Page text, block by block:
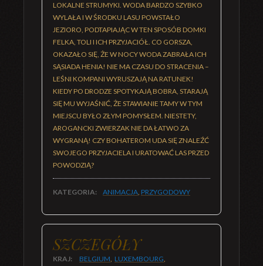
LOKALNE STRUMYKI. WODA BARDZO SZYBKO
WYLAŁA I W ŚRODKU LASU POWSTAŁO
JEZIORO, PODTAPIAJĄC W TEN SPOSÓB DOMKI
FELKA, TOLI I ICH PRZYJACIÓŁ. CO GORSZA,
OKAZAŁO SIĘ, ŻE W NOCY WODA ZABRAŁA ICH
SĄSIADA HENIA! NIE MA CZASU DO STRACENIA –
LEŚNI KOMPANI WYRUSZAJĄ NA RATUNEK!
KIEDY PO DRODZE SPOTYKAJĄ BOBRA, STARAJĄ
SIĘ MU WYJAŚNIĆ, ŻE STAWIANIE TAMY W TYM
MIEJSCU BYŁO ZŁYM POMYSŁEM. NIESTETY,
AROGANCKI ZWIERZAK NIE DA ŁATWO ZA
WYGRANĄ! CZY BOHATEROM UDA SIĘ ZNALEŹĆ
SWOJEGO PRZYJACIELA I URATOWAĆ LAS PRZED
POWODZIĄ?
KATEGORIA: ANIMACJA, PRZYGODOWY
SZCZEGÓŁY
KRAJ: BELGIUM, LUXEMBOURG,